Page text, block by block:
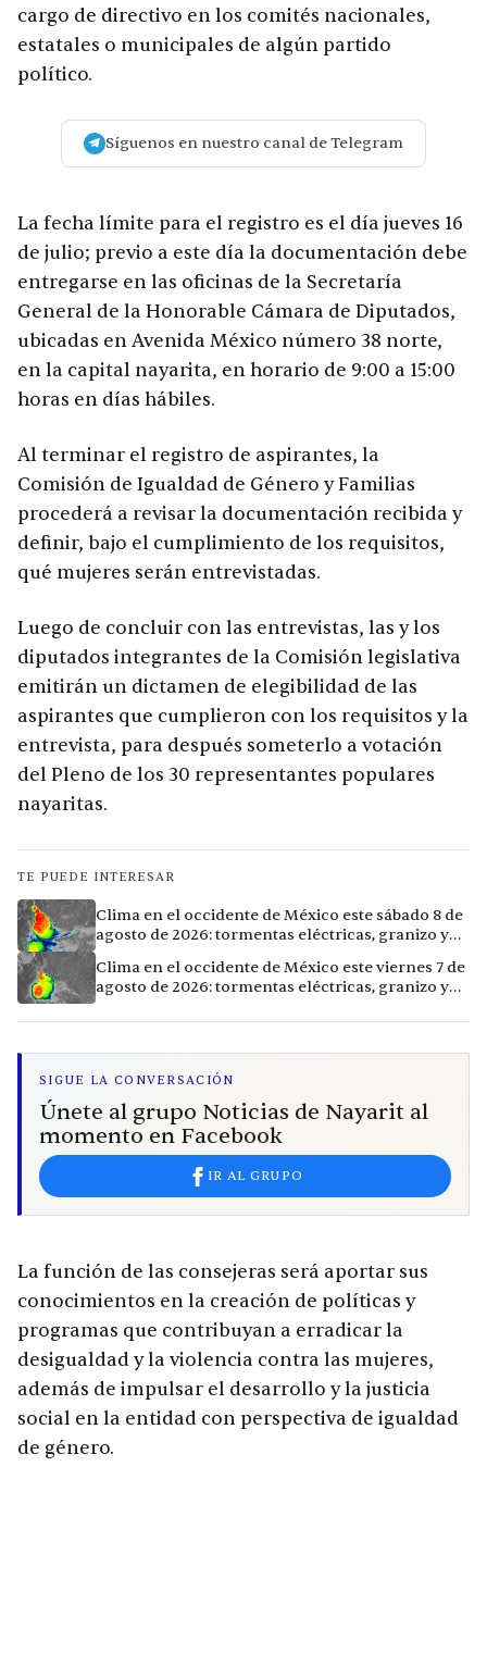
cargo de directivo en los comités nacionales,
estatales o municipales de algún partido
político.
Síguenos en nuestro canal de Telegram
La fecha límite para el registro es el día jueves 16
de julio; previo a este día la documentación debe
entregarse en las oficinas de la Secretaría
General de la Honorable Cámara de Diputados,
ubicadas en Avenida México número 38 norte,
en la capital nayarita, en horario de 9:00 a 15:00
horas en días hábiles.
Al terminar el registro de aspirantes, la
Comisión de Igualdad de Género y Familias
procederá a revisar la documentación recibida y
definir, bajo el cumplimiento de los requisitos,
qué mujeres serán entrevistadas.
Luego de concluir con las entrevistas, las y los
diputados integrantes de la Comisión legislativa
emitirán un dictamen de elegibilidad de las
aspirantes que cumplieron con los requisitos y la
entrevista, para después someterlo a votación
del Pleno de los 30 representantes populares
nayaritas.
TE PUEDE INTERESAR
Clima en el occidente de México este sábado 8 de
agosto de 2026: tormentas eléctricas, granizo y
Clima en el occidente de México este viernes 7 de
agosto de 2026: tormentas eléctricas, granizo y
SIGUE LA CONVERSACIÓN
Únete al grupo Noticias de Nayarit al
momento en Facebook
IR AL GRUPO
La función de las consejeras será aportar sus
conocimientos en la creación de políticas y
programas que contribuyan a erradicar la
desigualdad y la violencia contra las mujeres,
además de impulsar el desarrollo y la justicia
social en la entidad con perspectiva de igualdad
de género.